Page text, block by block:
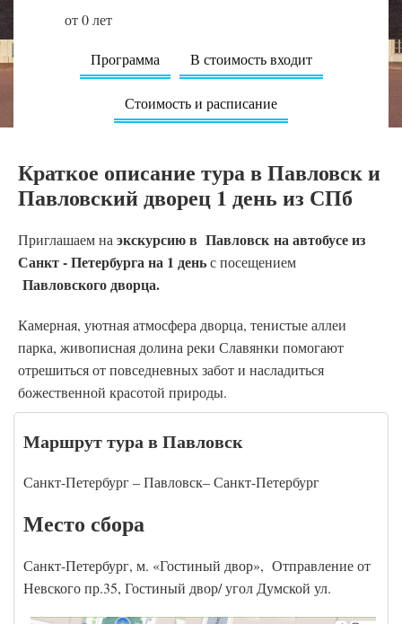
от 0 лет
Программа В стоимость входит
Стоимость и расписание
Краткое описание тура в Павловск и
Павловский дворец 1 день из СПб
Приглашаем на экскурсию в Павловск на автобусе из
Санкт - Петербурга на 1 деньс посещением
Павловского дворца.
Камерная, уютная атмосфера дворца, тенистые аллеи
парка, живописная долина реки Славянки помогают
отрешиться от повседневных забот и насладиться
божественной красотой природы.
Маршрут тура в Павловск
Санкт-Петербург – Павловск– Санкт-Петербург
Место сбора
Санкт-Петербург, м. «Гостиный двор», Отправление от
Невского пр.35, Гостиный двор/ угол Думской ул.